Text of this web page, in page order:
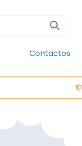
Contactos